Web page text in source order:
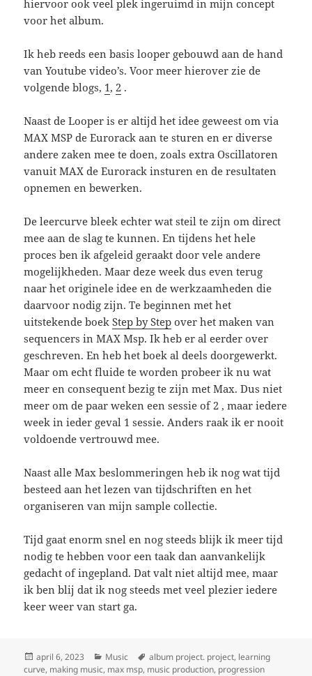
hiervoor ook veel plek ingeruimd in mijn concept
voor het album.
Ik heb reeds een basis looper gebouwd aan de hand
van Youtube video’s. Voor meer hierover zie de
volgende blogs, 1, 2 .
Naast de Looper is er altijd het idee geweest om via
MAX MSP de Eurorack aan te sturen en er diverse
andere zaken mee te doen, zoals extra Oscillatoren
vanuit MAX de Eurorack insturen en de resultaten
opnemen en bewerken.
De leercurve bleek echter wat steil te zijn om direct
mee aan de slag te kunnen. En tijdens het hele
proces ben ik afgeleid geraakt door vele andere
mogelijkheden. Maar deze week dus even terug
naar het originele idee en de werkzaamheden die
daarvoor nodig zijn. Te beginnen met het
uitstekende boekStep by Step over het maken van
sequencers in MAX Msp. Ik heb er al eerder over
geschreven. En heb het boek al deels doorgewerkt.
Maar om echt fluide te worden probeer ik nu wat
meer en consequent bezig te zijn met Max. Dus niet
meer om de paar weken een sessie of 2 , maar iedere
week in ieder geval 1 sessie. Anders raak ik er nooit
voldoende vertrouwd mee.
Naast alle Max beslommeringen heb ik nog wat tijd
besteed aan het lezen van tijdschriften en het
organiseren van mijn sample collectie.
Tijd gaat enorm snel en nog steeds blijk ik meer tijd
nodig te hebben voor een taak dan aanvankelijk
gedacht of ingepland. Dat valt niet altijd mee, maar
ik ben blij dat ik nog steeds met veel plezier iedere
keer weer van start ga.
Geplaatst
op
april 6, 2023 Categorieën
Music Tags
album project. project, learning
curve, making music, max msp, music production, progression